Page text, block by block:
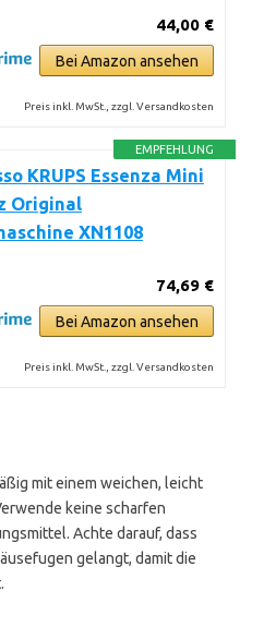
44,00 €
Bei Amazon ansehen
Preis inkl. MwSt., zzgl. Versandkosten
EMPFEHLUNG
KRUPS Essenza Mini
Original
XN1108
74,69 €
Bei Amazon ansehen
Preis inkl. MwSt., zzgl. Versandkosten
mit einem weichen, leicht
keine scharfen
Achte darauf, dass
gelangt, damit die